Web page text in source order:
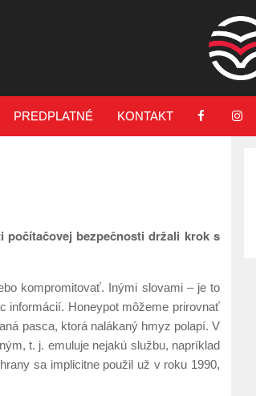
PREDPLATNÉ KONTAKT
počítačovej bezpečnosti držali krok s
kompromitovať. Inými slovami – je to
informácií. Honeypot môžeme prirovnať
pasca, ktorá nalákaný hmyz polapí. V
t. j. emuluje nejakú službu, napríklad
sa implicitne použil už v roku 1990,